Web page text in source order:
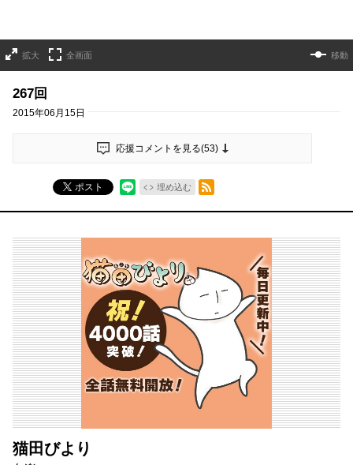
拡大 全画面 移動
267回
2015年06月15日
応援コメントを見る(53)
ポスト 埋め込む
RSSフィード
猫田びより